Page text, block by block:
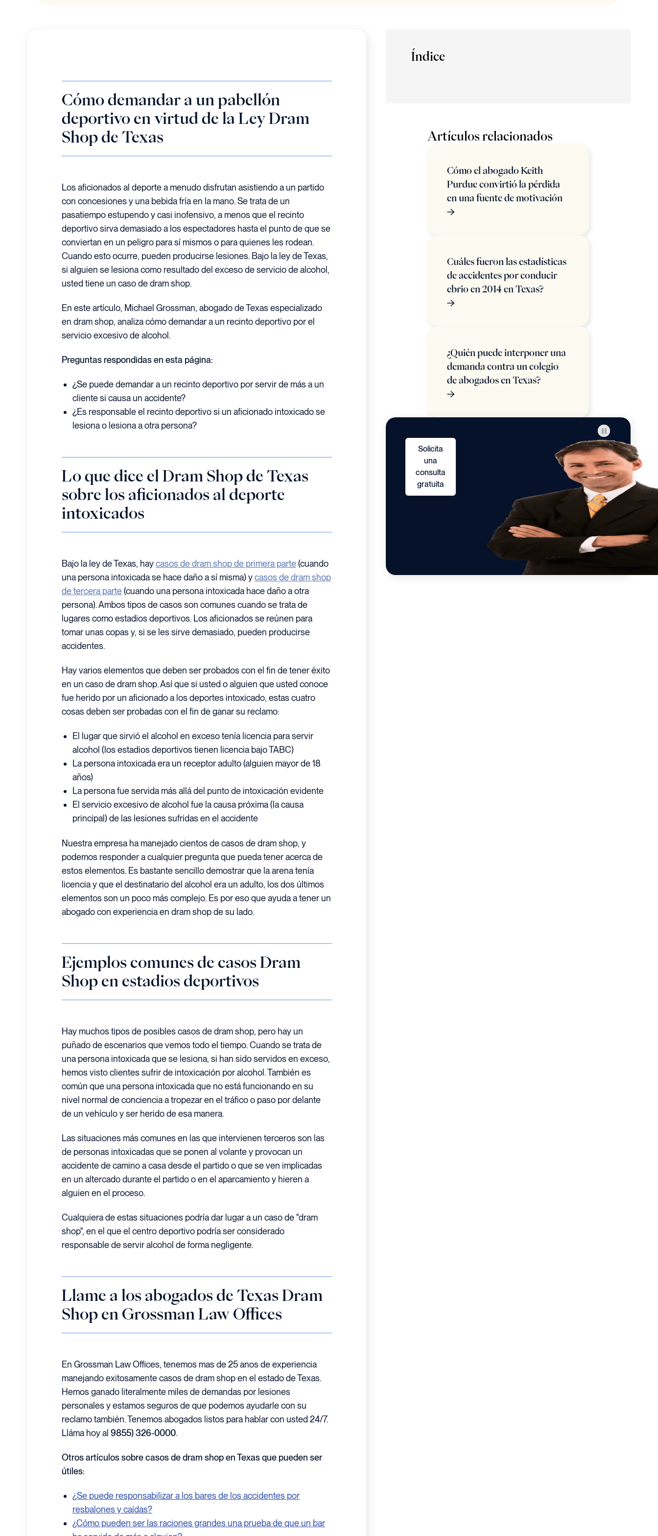
Cómo demandar a un pabellón
deportivo en virtud de la Ley Dram
Shop de Texas
Los aficionados al deporte a menudo disfrutan asistiendo a un partido
con concesiones y una bebida fría en la mano. Se trata de un
pasatiempo estupendo y casi inofensivo, a menos que el recinto
deportivo sirva demasiado a los espectadores hasta el punto de que se
conviertan en un peligro para sí mismos o para quienes les rodean.
Cuando esto ocurre, pueden producirse lesiones. Bajo la ley de Texas,
si alguien se lesiona como resultado del exceso de servicio de alcohol,
usted tiene un caso de dram shop.
En este artículo, Michael Grossman, abogado de Texas especializado
en dram shop, analiza cómo demandar a un recinto deportivo por el
servicio excesivo de alcohol.
Preguntas respondidas en esta página:
¿Se puede demandar a un recinto deportivo por servir de más a un
cliente si causa un accidente?
¿Es responsable el recinto deportivo si un aficionado intoxicado se
lesiona o lesiona a otra persona?
Lo que dice el Dram Shop de Texas
sobre los aficionados al deporte
intoxicados
Bajo la ley de Texas, haycasos de dram shop de primera parte(cuando
una persona intoxicada se hace daño a sí misma) ycasos de dram shop
de tercera parte(cuando una persona intoxicada hace daño a otra
persona). Ambos tipos de casos son comunes cuando se trata de
lugares como estadios deportivos. Los aficionados se reúnen para
tomar unas copas y, si se les sirve demasiado, pueden producirse
accidentes.
Hay varios elementos que deben ser probados con el fin de tener éxito
en un caso de dram shop. Así que si usted o alguien que usted conoce
fue herido por un aficionado a los deportes intoxicado, estas cuatro
cosas deben ser probadas con el fin de ganar su reclamo:
El lugar que sirvió el alcohol en exceso tenía licencia para servir
alcohol (los estadios deportivos tienen licencia bajo TABC)
La persona intoxicada era un receptor adulto (alguien mayor de 18
años)
La persona fue servida más allá del punto de intoxicación evidente
El servicio excesivo de alcohol fue la causa próxima (la causa
principal) de las lesiones sufridas en el accidente
Nuestra empresa ha manejado cientos de casos de dram shop, y
podemos responder a cualquier pregunta que pueda tener acerca de
estos elementos. Es bastante sencillo demostrar que la arena tenía
licencia y que el destinatario del alcohol era un adulto, los dos últimos
elementos son un poco más complejo. Es por eso que ayuda a tener un
abogado con experiencia en dram shop de su lado.
Ejemplos comunes de casos Dram
Shop en estadios deportivos
Hay muchos tipos de posibles casos de dram shop, pero hay un
puñado de escenarios que vemos todo el tiempo. Cuando se trata de
una persona intoxicada que se lesiona, si han sido servidos en exceso,
hemos visto clientes sufrir de intoxicación por alcohol. También es
común que una persona intoxicada que no está funcionando en su
nivel normal de conciencia a tropezar en el tráfico o paso por delante
de un vehículo y ser herido de esa manera.
Las situaciones más comunes en las que intervienen terceros son las
de personas intoxicadas que se ponen al volante y provocan un
accidente de camino a casa desde el partido o que se ven implicadas
en un altercado durante el partido o en el aparcamiento y hieren a
alguien en el proceso.
Cualquiera de estas situaciones podría dar lugar a un caso de "dram
shop", en el que el centro deportivo podría ser considerado
responsable de servir alcohol de forma negligente.
Llame a los abogados de Texas Dram
Shop en Grossman Law Offices
En Grossman Law Offices, tenemos mas de 25 anos de experiencia
manejando exitosamente casos de dram shop en el estado de Texas.
Hemos ganado literalmente miles de demandas por lesiones
personales y estamos seguros de que podemos ayudarle con su
reclamo también. Tenemos abogados listos para hablar con usted 24/7.
Lláma hoy al 9855) 326-0000.
Otros artículos sobre casos de dram shop en Texas que pueden ser
útiles:
¿Se puede responsabilizar a los bares de los accidentes por
resbalones y caídas?
¿Cómo pueden ser las raciones grandes una prueba de que un bar
Índice
Artículos relacionados
Cómo el abogado Keith
Purdue convirtió la pérdida
en una fuente de motivación
Cuáles fueron las estadísticas
de accidentes por conducir
ebrio en 2014 en Texas?
¿Quién puede interponer una
demanda contra un colegio
de abogados en Texas?
Solicita
una
consulta
gratuita